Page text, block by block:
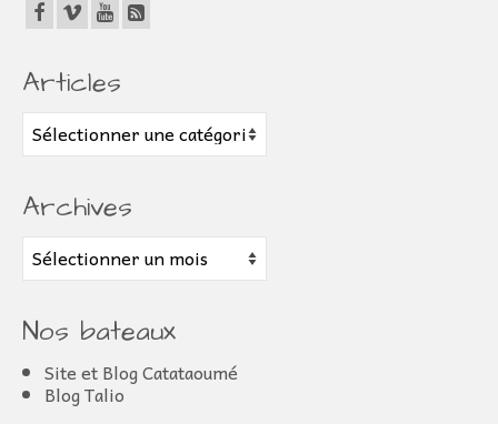
Articles
Articles
Archives
Archives
Nos bateaux
Site et Blog Catataoumé
Blog Talio